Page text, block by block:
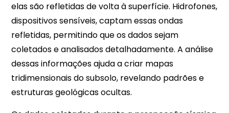
elas são refletidas de volta à superfície. Hidrofones,
dispositivos sensíveis, captam essas ondas
refletidas, permitindo que os dados sejam
coletados e analisados detalhadamente. A análise
dessas informações ajuda a criar mapas
tridimensionais do subsolo, revelando padrões e
estruturas geológicas ocultas.